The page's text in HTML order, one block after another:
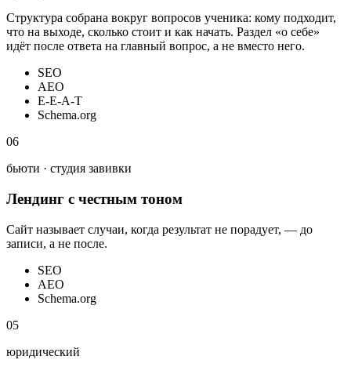
Структура собрана вокруг вопросов ученика: кому подходит,
что на выходе, сколько стоит и как начать. Раздел «о себе»
идёт после ответа на главный вопрос, а не вместо него.
SEO
AEO
E-E-A-T
Schema.org
06
бьюти · студия завивки
Лендинг с честным тоном
Сайт называет случаи, когда результат не порадует, — до
записи, а не после.
SEO
AEO
Schema.org
05
юридический